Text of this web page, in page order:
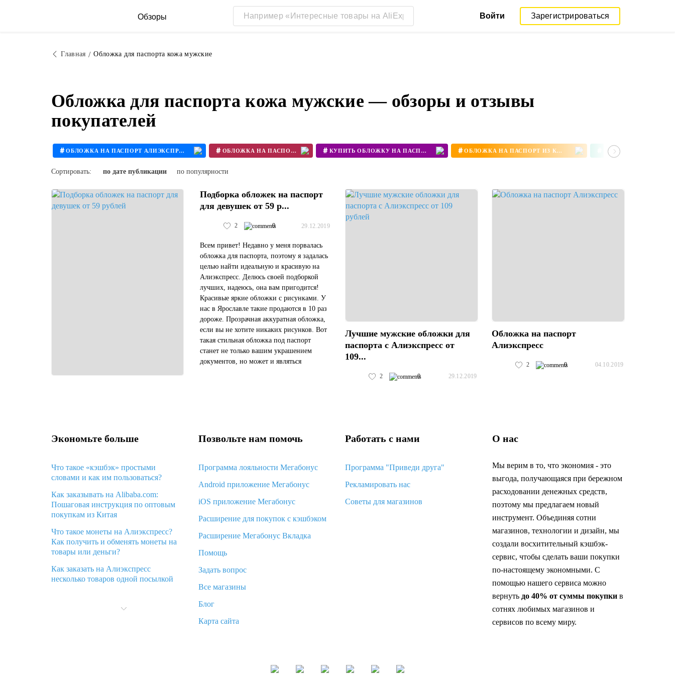
Обзоры Войти Зарегистрироваться
Главная Обложка для паспорта кожа мужские
Обложка для паспорта кожа мужские — обзоры и отзывы
покупателей
# ОБЛОЖКА НА ПАСПОРТ АЛИЭКСПРЕСС # ОБЛОЖКА НА ПАСПОРТ # КУПИТЬ ОБЛОЖКУ НА ПАСПОРТ # ОБЛОЖКА НА ПАСПОРТ ИЗ КОЖИ
Сортировать: по дате публикации по популярности
Подборка обложек на паспорт
для девушек от 59 р...
2 0 29.12.2019
Всем привет! Недавно у меня порвалась
обложка для паспорта, поэтому я задалась
целью найти идеальную и красивую на
Алиэкспресс. Делюсь своей подборкой
лучших, надеюсь, она вам пригодится!
Красивые яркие обложки с рисунками. У
нас в Ярославле такие продаются в 10 раз
дороже. Прозрачная аккуратная обложка,
если вы не хотите никаких рисунков. Вот
такая стильная обложка под паспорт
станет не только вашим украшением
документов, но может и являться
Лучшие мужские обложки для
паспорта с Алиэкспресс от
109...
2 0 29.12.2019
Обложка на паспорт
Алиэкспресс
2 0 04.10.2019
Экономьте больше
Что такое «кэшбэк» простыми
словами и как им пользоваться?
Как заказывать на Alibaba.com:
Пошаговая инструкция по оптовым
покупкам из Китая
Что такое монеты на Алиэкспресс?
Как получить и обменять монеты на
товары или деньги?
Как заказать на Алиэкспресс
несколько товаров одной посылкой
Алиэкспресс и что делать?
Позвольте нам помочь
Программа лояльности Мегабонус
Android приложение Мегабонус
iOS приложение Мегабонус
Расширение для покупок с кэшбэком
Расширение Мегабонус Вкладка
Помощь
Задать вопрос
Все магазины
Блог
Карта сайта
Работать с нами
Программа "Приведи друга"
Рекламировать нас
Советы для магазинов
О нас
Мы верим в то, что экономия - это
выгода, получающаяся при бережном
расходовании денежных средств,
поэтому мы предлагаем новый
инструмент. Объединяя сотни
магазинов, технологии и дизайн, мы
создали восхитительный кэшбэк-
сервис, чтобы сделать ваши покупки
по-настоящему экономными. С
помощью нашего сервиса можно
вернуть до 40% от суммы покупкив
сотнях любимых магазинов и
сервисов по всему миру.